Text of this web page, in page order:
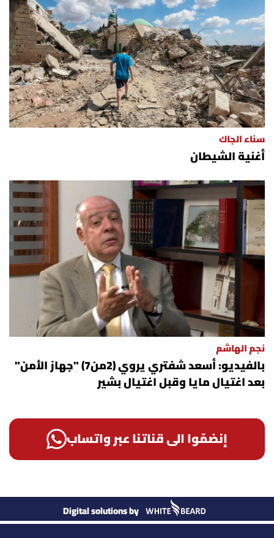
فيديو
من نحن
للتواصل معنا
شروط الاستخدام
شروط الإشتراك
Digital solutions by
سناء الجاك
أغنية الشيطان
نجم الهاشم
بالفيديو: أسعد شفتري يروي (2من7) "جهاز الأمن"
بعد اغتيال مايا وقبل اغتيال بشير
إنضمّوا الى قناتنا عبر واتساب
Digital solutions by